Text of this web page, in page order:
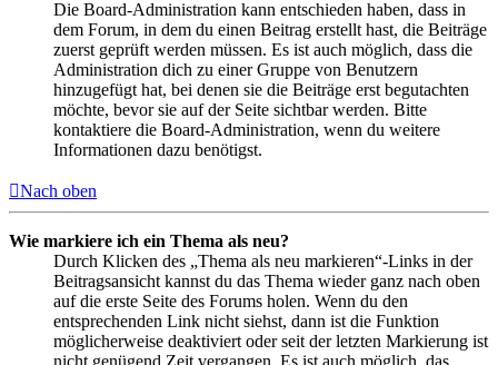
Die Board-Administration kann entschieden haben, dass in
dem Forum, in dem du einen Beitrag erstellt hast, die Beiträge
zuerst geprüft werden müssen. Es ist auch möglich, dass die
Administration dich zu einer Gruppe von Benutzern
hinzugefügt hat, bei denen sie die Beiträge erst begutachten
möchte, bevor sie auf der Seite sichtbar werden. Bitte
kontaktiere die Board-Administration, wenn du weitere
Informationen dazu benötigst.
Nach oben
Wie markiere ich ein Thema als neu?
Durch Klicken des „Thema als neu markieren“-Links in der
Beitragsansicht kannst du das Thema wieder ganz nach oben
auf die erste Seite des Forums holen. Wenn du den
entsprechenden Link nicht siehst, dann ist die Funktion
möglicherweise deaktiviert oder seit der letzten Markierung ist
nicht genügend Zeit vergangen. Es ist auch möglich, das